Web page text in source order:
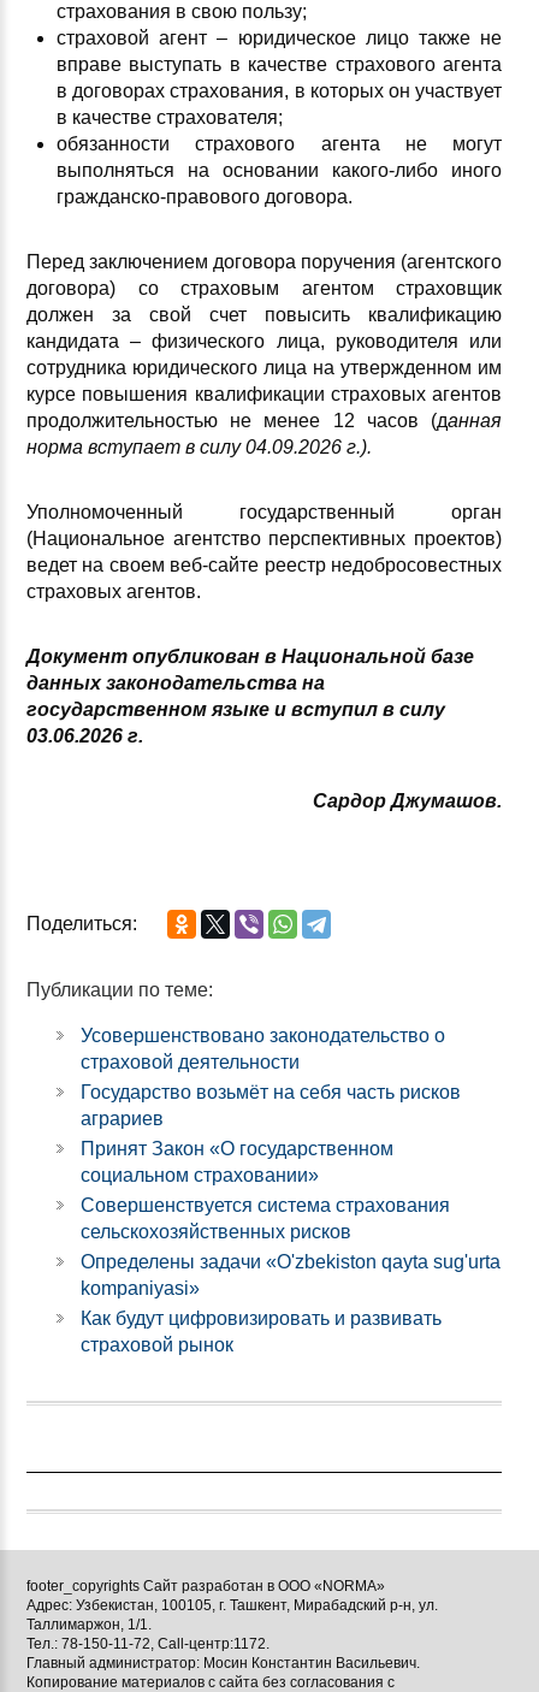
страхования в свою пользу;
страховой агент – юридическое лицо также не
вправе выступать в качестве страхового агента
в договорах страхования, в которых он участвует
в качестве страхователя;
обязанности страхового агента не могут
выполняться на основании какого-либо иного
гражданско-правового договора.
Перед заключением договора поручения (агентского
договора) со страховым агентом страховщик
должен за свой счет повысить квалификацию
кандидата – физического лица, руководителя или
сотрудника юридического лица на утвержденном им
курсе повышения квалификации страховых агентов
продолжительностью не менее 12 часов (данная
норма вступает в силу 04.09.2026 г.).
Уполномоченный государственный орган
(Национальное агентство перспективных проектов)
ведет на своем веб-сайте реестр недобросовестных
страховых агентов.
Документ опубликован в Национальной базе
данных законодательства на
государственном языке и вступил в силу
03.06.2026 г.
Сардор Джумашов.
Поделиться:
Публикации по теме:
Усовершенствовано законодательство о
страховой деятельности
Государство возьмёт на себя часть рисков
аграриев
Принят Закон «О государственном
социальном страховании»
Совершенствуется система страхования
сельскохозяйственных рисков
Определены задачи «O'zbekiston qayta sug'urta
kompaniyasi»
Как будут цифровизировать и развивать
страховой рынок
footer_copyrights Сайт разработан в ООО «NORMA»
Адрес: Узбекистан, 100105, г. Ташкент, Мирабадский р-н, ул.
Таллимаржон, 1/1.
Тел.: 78-150-11-72, Call-центр:1172.
Главный администратор: Мосин Константин Васильевич.
Копирование материалов с сайта без согласования с